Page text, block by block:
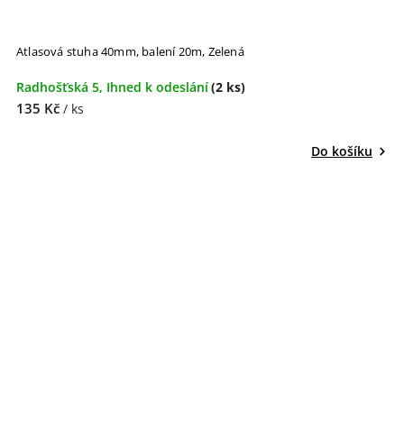
Atlasová stuha 40mm, balení 20m, Zelená
Radhošťská 5, Ihned k odeslání(2 ks)
135 Kč / ks
Do košíku